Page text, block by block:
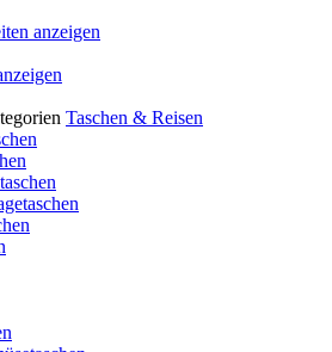
anzeigen
Taschen & Reisen